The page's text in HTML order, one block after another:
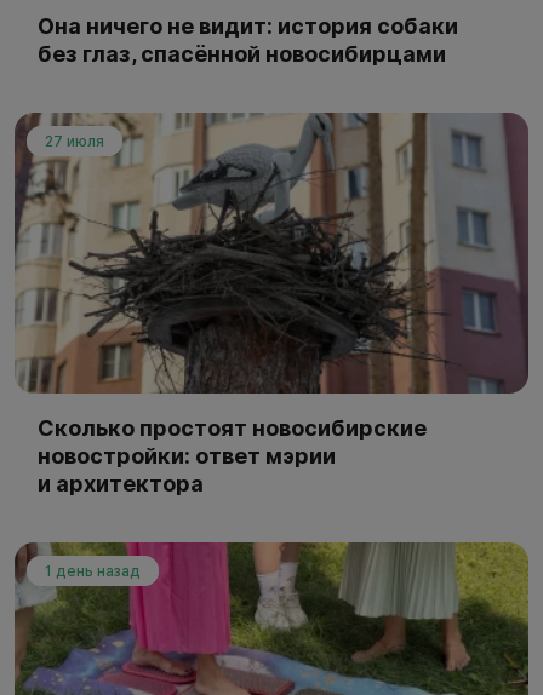
Она ничего не видит: история собаки
без глаз, спасённой новосибирцами
27 июля
Сколько простоят новосибирские
новостройки: ответ мэрии
и архитектора
1 день назад